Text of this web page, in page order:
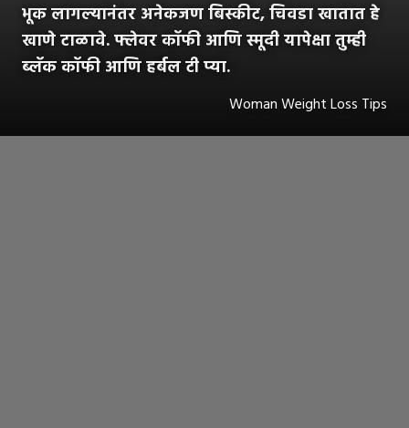
भूक लागल्यानंतर अनेकजण बिस्कीट, चिवडा खातात हे
खाणे टाळावे. फ्लेवर कॉफी आणि स्मूदी यापेक्षा तुम्ही
ब्लॅक कॉफी आणि हर्बल टी प्या.
Woman Weight Loss Tips